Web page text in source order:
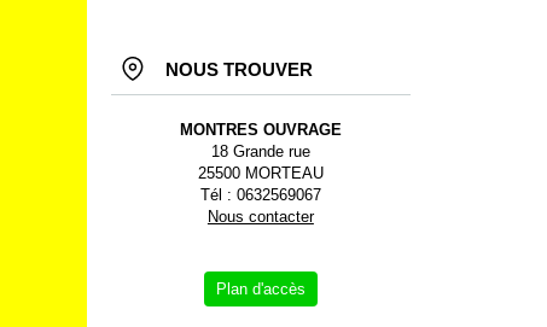
NOUS TROUVER
MONTRES OUVRAGE
18 Grande rue
25500 MORTEAU
Tél : 0632569067
Nous contacter
Plan d'accès